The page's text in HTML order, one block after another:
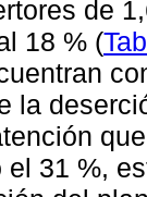
de
18 % (
la
31 %,